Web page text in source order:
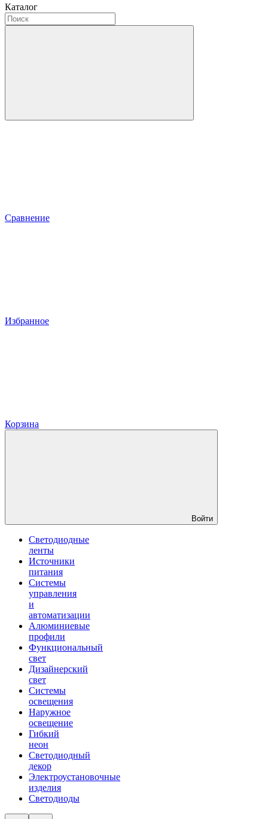
Каталог
Сравнение
Избранное
Корзина
Войти
Светодиодные
ленты
Источники
питания
Системы
управления
и
автоматизации
Алюминиевые
профили
Функциональный
свет
Дизайнерский
свет
Системы
освещения
Наружное
освещение
Гибкий
неон
Светодиодный
декор
Электроустановочные
изделия
Светодиоды